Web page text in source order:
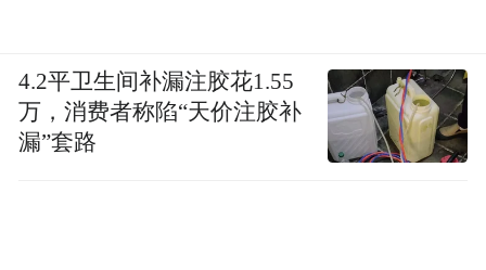
4.2平卫生间补漏注胶花1.55
万，消费者称陷“天价注胶补
漏”套路